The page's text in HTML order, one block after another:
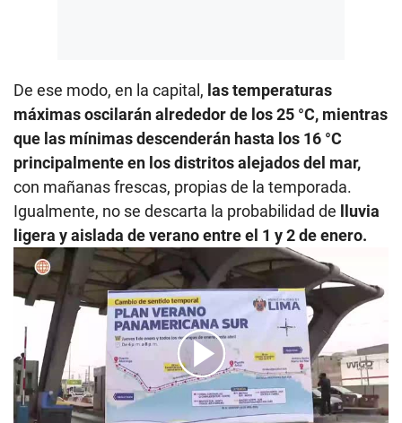
De ese modo, en la capital, las temperaturas
máximas oscilarán alrededor de los 25 °C, mientras
que las mínimas descenderán hasta los 16 °C
principalmente en los distritos alejados del mar,
con mañanas frescas, propias de la temporada.
Igualmente, no se descarta la probabilidad de lluvia
ligera y aislada de verano entre el 1 y 2 de enero.